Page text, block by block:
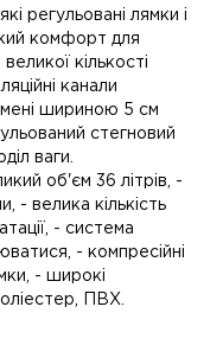
регульовані лямки і
комфорт для
кількості
канали
шириною 5 см
стегновий
ваги.
об'єм 36 літрів, -
- велика кількість
- система
- компресійні
- широкі
ПВХ.